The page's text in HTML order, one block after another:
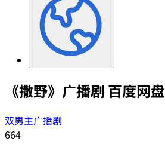
《撒野》广播剧 百度网盘
双男主广播剧
664